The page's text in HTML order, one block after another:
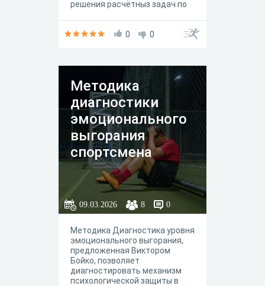
решения расчётныз задач по
постоянного тока. Закон Ома.
Уравнения жвижения. Расчёт
0 0
Методика
диагностики
эмоционального
выгорания
спортсмена
09.03.2026 8 0
Методика Диагностика уровня
эмоционального выгорания,
предложенная Виктором
Бойко, позволяет
диагностировать механизм
психологической защиты в